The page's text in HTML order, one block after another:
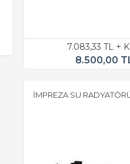
7.083,33 TL +
8.500,00
İMPREZA SU